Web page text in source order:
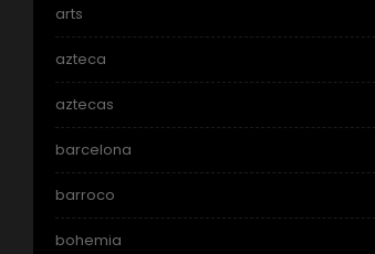
arts
azteca
aztecas
barcelona
barroco
bohemia